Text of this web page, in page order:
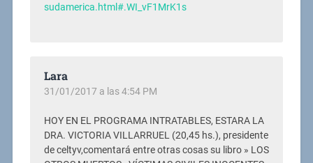
sudamerica.html#.WI_vF1MrK1s
Lara
31/01/2017 a las 4:54 PM
HOY EN EL PROGRAMA INTRATABLES, ESTARA LA
DRA. VICTORIA VILLARRUEL (20,45 hs.), presidente
de celtyv,comentará entre otras cosas su libro » LOS